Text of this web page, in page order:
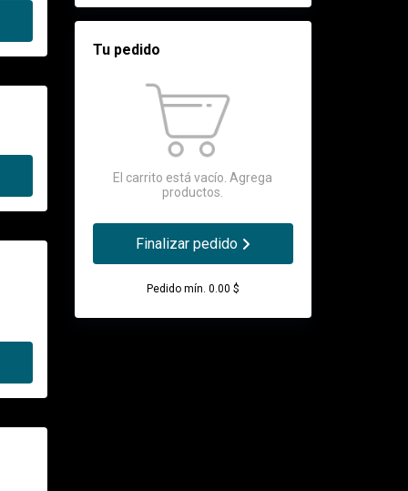
Tu pedido
El carrito está vacío. Agrega
productos.
Finalizar pedido
Pedido mín. 0.00 $